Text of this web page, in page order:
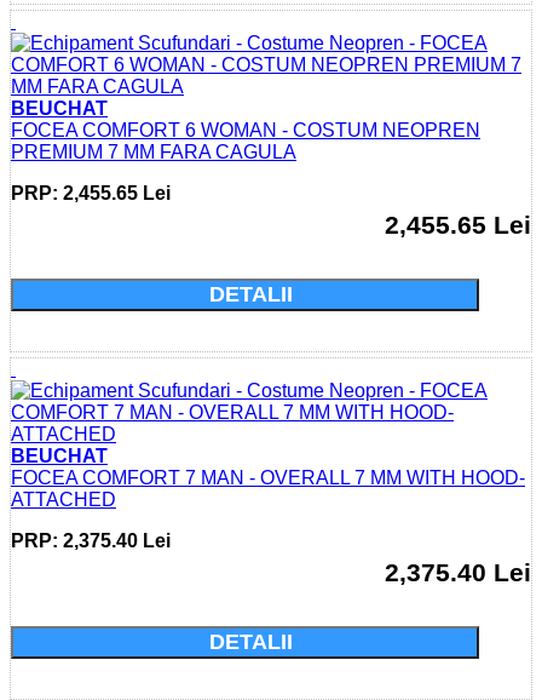
BEUCHAT
FOCEA COMFORT 6 WOMAN - COSTUM NEOPREN
PREMIUM 7 MM FARA CAGULA
PRP: 2,455.65 Lei
2,455.65 Lei
DETALII
BEUCHAT
FOCEA COMFORT 7 MAN - OVERALL 7 MM WITH HOOD-
ATTACHED
PRP: 2,375.40 Lei
2,375.40 Lei
DETALII